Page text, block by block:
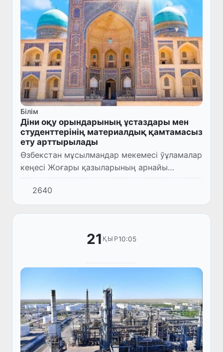
Білім
Діни оқу орындарының ұстаздары мен
студенттерінің материалдық қамтамасыз
ету арттырылады
Өзбекстан мұсылмандар мекемесі ўұламалар
кеңесі Жоғары қазыларының арнайы
қаулысымен Жоғары және орта арнаулы
ислам білім орындары мұғалімдерінің
жалақылары мен стипендиялары 20 се...
2640
21 ҚЫР10:05